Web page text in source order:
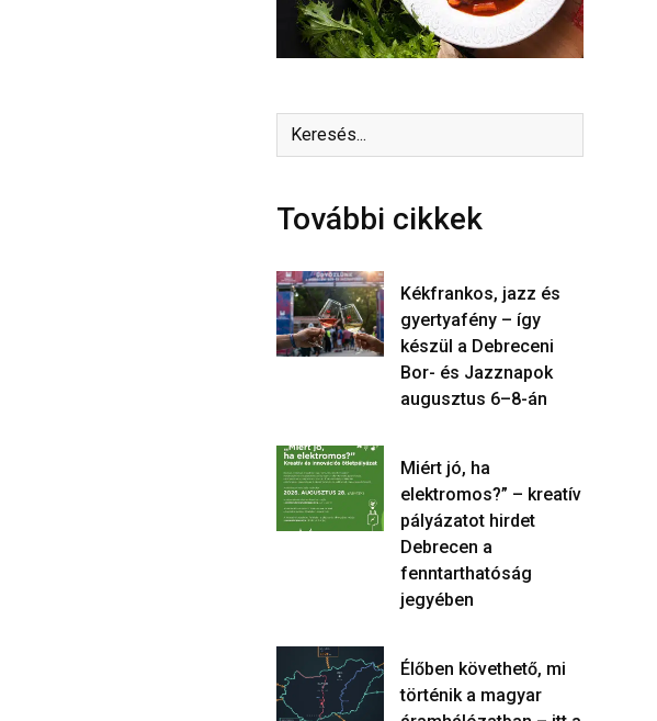
További cikkek
Kékfrankos, jazz és
gyertyafény – így
készül a Debreceni
Bor- és Jazznapok
augusztus 6–8-án
Miért jó, ha
elektromos?” – kreatív
pályázatot hirdet
Debrecen a
fenntarthatóság
jegyében
Élőben követhető, mi
történik a magyar